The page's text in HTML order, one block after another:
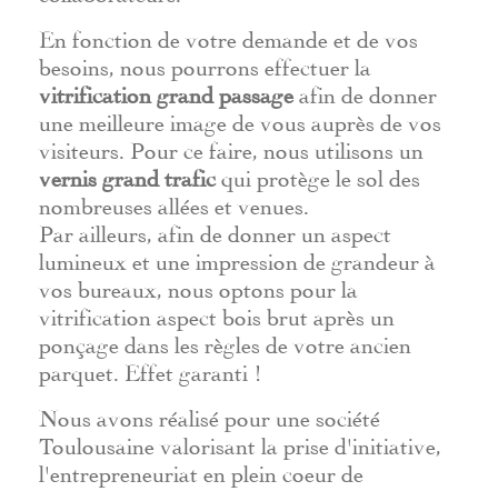
En fonction de votre demande et de vos
besoins, nous pourrons effectuer la
vitrification grand passage afin de donner
une meilleure image de vous auprès de vos
visiteurs. Pour ce faire, nous utilisons un
vernis grand trafic qui protège le sol des
nombreuses allées et venues.
Par ailleurs, afin de donner un aspect
lumineux et une impression de grandeur à
vos bureaux, nous optons pour la
vitrification aspect bois brut après un
ponçage dans les règles de votre ancien
parquet. Effet garanti !
Nous avons réalisé pour une société
Toulousaine valorisant la prise d'initiative,
l'entrepreneuriat en plein coeur de